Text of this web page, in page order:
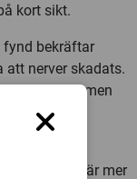
kort sikt.
fynd bekräftar
nerver skadats.
aktiv sjukdomen
välja vilka
som är mer